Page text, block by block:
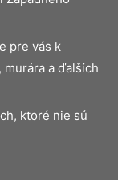
pre vás k
a ďalších
ktoré nie sú